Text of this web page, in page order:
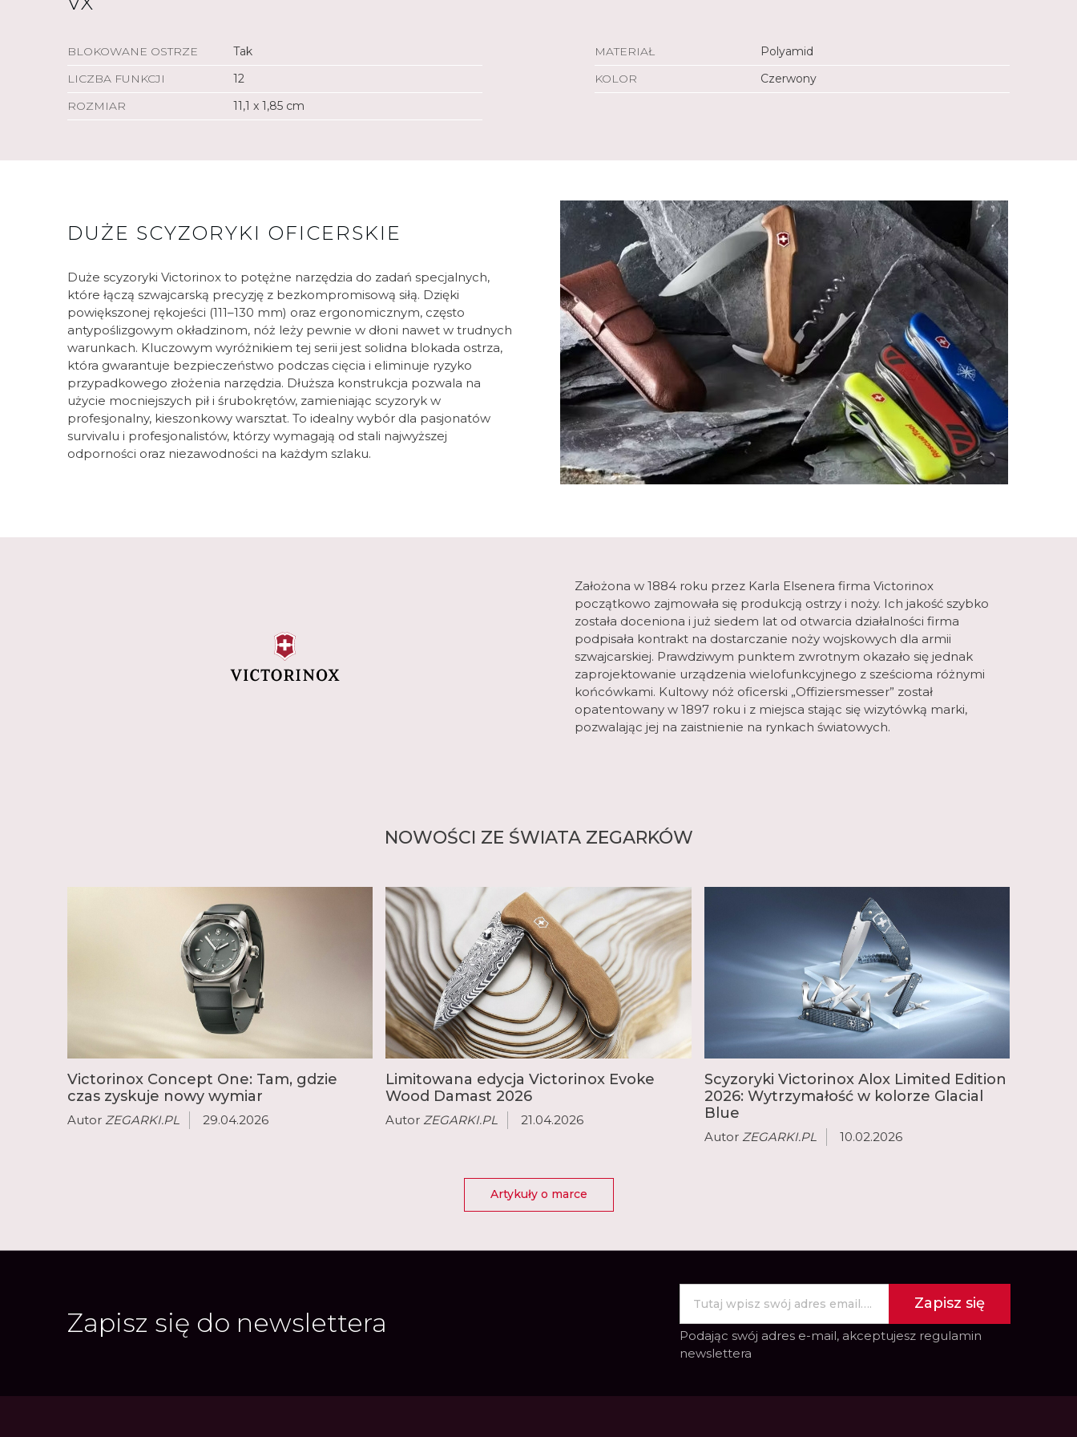
BLOKOWANE OSTRZE
Tak
LICZBA FUNKCJI
12
ROZMIAR
11,1 x 1,85 cm
MATERIAŁ
Polyamid
KOLOR
Czerwony
DUŻE SCYZORYKI OFICERSKIE
Duże scyzoryki Victorinox to potężne narzędzia do zadań specjalnych,
które łączą szwajcarską precyzję z bezkompromisową siłą. Dzięki
powiększonej rękojeści (111–130 mm) oraz ergonomicznym, często
antypoślizgowym okładzinom, nóż leży pewnie w dłoni nawet w trudnych
warunkach. Kluczowym wyróżnikiem tej serii jest solidna blokada ostrza,
która gwarantuje bezpieczeństwo podczas cięcia i eliminuje ryzyko
przypadkowego złożenia narzędzia. Dłuższa konstrukcja pozwala na
użycie mocniejszych pił i śrubokrętów, zamieniając scyzoryk w
profesjonalny, kieszonkowy warsztat. To idealny wybór dla pasjonatów
survivalu i profesjonalistów, którzy wymagają od stali najwyższej
odporności oraz niezawodności na każdym szlaku.
Założona w 1884 roku przez Karla Elsenera firma Victorinox
początkowo zajmowała się produkcją ostrzy i noży. Ich jakość szybko
została doceniona i już siedem lat od otwarcia działalności firma
podpisała kontrakt na dostarczanie noży wojskowych dla armii
szwajcarskiej. Prawdziwym punktem zwrotnym okazało się jednak
zaprojektowanie urządzenia wielofunkcyjnego z sześcioma różnymi
końcówkami. Kultowy nóż oficerski „Offiziersmesser” został
opatentowany w 1897 roku i z miejsca stając się wizytówką marki,
pozwalając jej na zaistnienie na rynkach światowych.
NOWOŚCI ZE ŚWIATA ZEGARKÓW
Victorinox Concept One: Tam, gdzie
czas zyskuje nowy wymiar
Autor ZEGARKI.PL 29.04.2026
Limitowana edycja Victorinox Evoke
Wood Damast 2026
AutorZEGARKI.PL 21.04.2026
Scyzoryki Victorinox Alox Limited Edition
2026: Wytrzymałość w kolorze Glacial
Blue
Autor ZEGARKI.PL 10.02.2026
Artykuły o marce
Zapisz się do newslettera
Zapisz się
Podając swój adres e-mail, akceptujesz regulamin
newslettera